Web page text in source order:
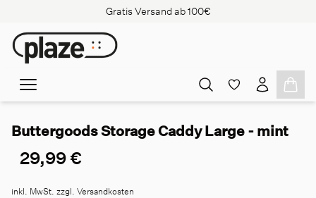
Gratis Versand ab 100€
Buttergoods Storage Caddy Large - mint
29,99 €
inkl. MwSt. zzgl. Versandkosten